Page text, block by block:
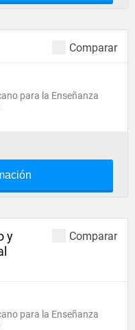
Comparar
para la Enseñanza
Comparar
y
para la Enseñanza